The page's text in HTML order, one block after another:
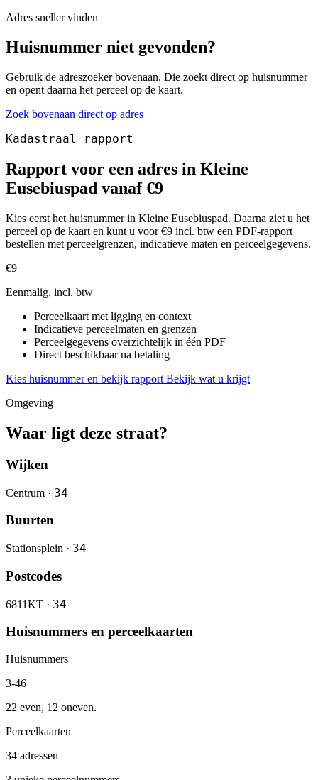
Adres sneller vinden
Huisnummer niet gevonden?
Gebruik de adreszoeker bovenaan. Die zoekt direct op huisnummer
en opent daarna het perceel op de kaart.
Zoek bovenaan direct op adres
Kadastraal rapport
Rapport voor een adres in Kleine
Eusebiuspad vanaf €9
Kies eerst het huisnummer in Kleine Eusebiuspad. Daarna ziet u het
perceel op de kaart en kunt u voor €9 incl. btw een PDF-rapport
bestellen met perceelgrenzen, indicatieve maten en perceelgegevens.
€9
Eenmalig, incl. btw
Perceelkaart met ligging en context
Indicatieve perceelmaten en grenzen
Perceelgegevens overzichtelijk in één PDF
Direct beschikbaar na betaling
Kies huisnummer en bekijk rapport Bekijk wat u krijgt
Omgeving
Waar ligt deze straat?
Wijken
Centrum · 34
Buurten
Stationsplein · 34
Postcodes
6811KT · 34
Huisnummers en perceelkaarten
Huisnummers
3-46
22 even, 12 oneven.
Perceelkaarten
34 adressen